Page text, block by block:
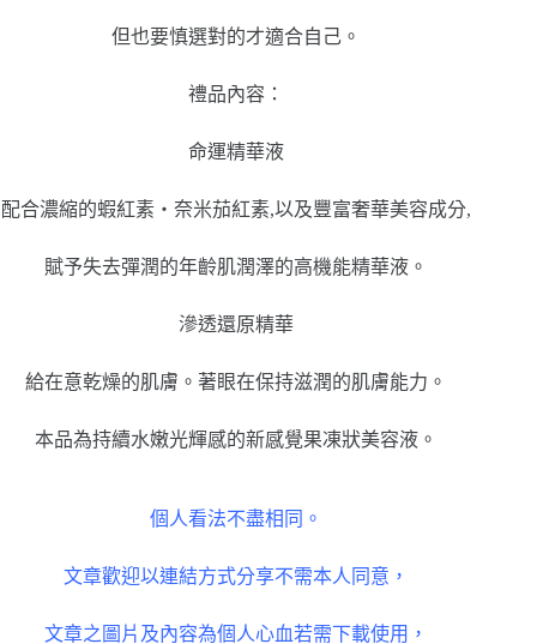
但也要慎選對的才適合自己。
禮品內容：
命運精華液
配合濃縮的蝦紅素・奈米茄紅素,以及豐富奢華美容成分,
賦予失去彈潤的年齡肌潤澤的高機能精華液。
滲透還原精華
給在意乾燥的肌膚。著眼在保持滋潤的肌膚能力。
本品為持續水嫩光輝感的新感覺果凍狀美容液。
個人看法不盡相同。
文章歡迎以連結方式分享不需本人同意，
文章之圖片及內容為個人心血若需下載使用，